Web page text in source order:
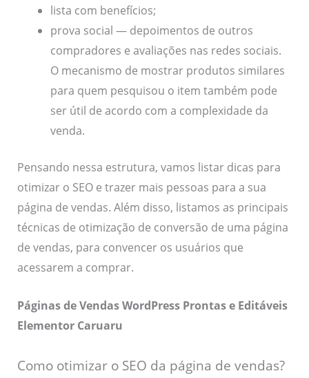
lista com benefícios;
prova social — depoimentos de outros
compradores e avaliações nas redes sociais.
O mecanismo de mostrar produtos similares
para quem pesquisou o item também pode
ser útil de acordo com a complexidade da
venda.
Pensando nessa estrutura, vamos listar dicas para
otimizar o SEO e trazer mais pessoas para a sua
página de vendas. Além disso, listamos as principais
técnicas de otimização de conversão de uma página
de vendas, para convencer os usuários que
acessarem a comprar.
Páginas de Vendas WordPress Prontas e Editáveis
Elementor Caruaru
Como otimizar o SEO da página de vendas?